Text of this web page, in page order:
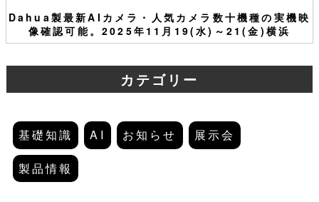
Dahua製最新AIカメラ・人気カメラ数十機種の実機映
像確認可能。2025年11月19(水)～21(金)横浜
カテゴリー
基礎知識 AI お知らせ 展示会
製品情報